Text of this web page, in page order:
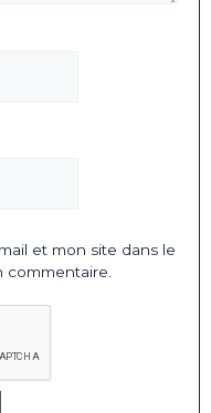
et mon site dans le